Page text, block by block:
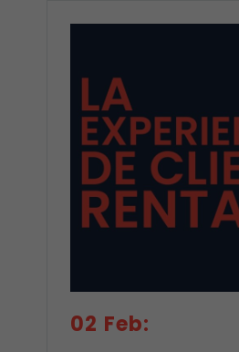
02 Feb: